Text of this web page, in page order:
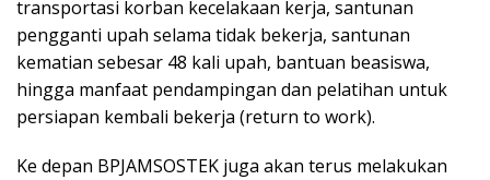
transportasi korban kecelakaan kerja, santunan
pengganti upah selama tidak bekerja, santunan
kematian sebesar 48 kali upah, bantuan beasiswa,
hingga manfaat pendampingan dan pelatihan untuk
persiapan kembali bekerja (return to work).
Ke depan BPJAMSOSTEK juga akan terus melakukan